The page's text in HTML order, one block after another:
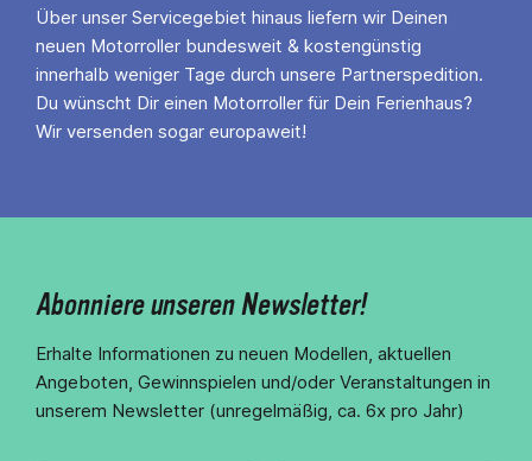
Über unser Servicegebiet hinaus liefern wir Deinen
neuen Motorroller bundesweit & kostengünstig
innerhalb weniger Tage durch unsere Partnerspedition.
Du wünscht Dir einen Motorroller für Dein Ferienhaus?
Wir versenden sogar europaweit!
Abonniere unseren Newsletter!
Erhalte Informationen zu neuen Modellen, aktuellen
Angeboten, Gewinnspielen und/oder Veranstaltungen in
unserem Newsletter (unregelmäßig, ca. 6x pro Jahr)